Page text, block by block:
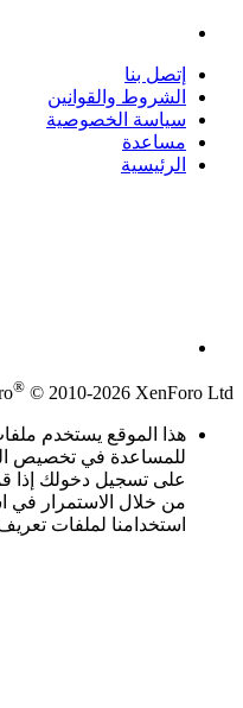
إتصل بنا
الشروط والقوانين
سياسة الخصوصية
مساعدة
الرئيسية
® © 2010-2026 XenForo Ltd.
هذا الموقع يستخدم
للمساعدة في تخصيص
على تسجيل دخولك إذا
من خلال الاستمرار في
استخدامنا لملفات